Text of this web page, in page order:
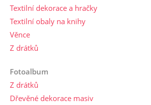
Textilní dekorace a hračky
Textilní obaly na knihy
Věnce
Z drátků
Fotoalbum
Z drátků
Dřevěné dekorace masiv